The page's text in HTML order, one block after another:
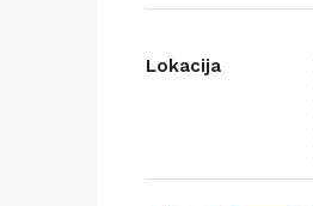
Lokacija